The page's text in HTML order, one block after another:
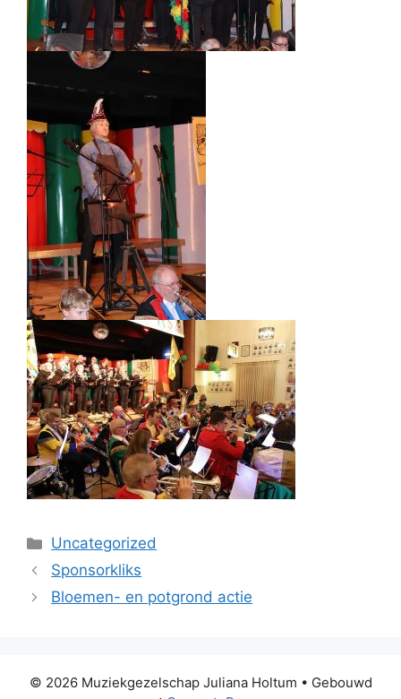
Categorieën
Uncategorized
Sponsorkliks
Bloemen- en potgrond actie
© 2026 Muziekgezelschap Juliana Holtum • Gebouwd